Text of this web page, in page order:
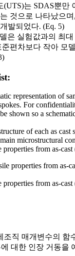
(UTS)는 SDAS뿐만
것으로 나타났으
발되었다. (Eq. 5)
은 실험값과의 최대
준편차보다 작아 모
representation of
For
shown so a
of each as cast
microstructural
properties from as-
properties from as-
조직 매개변수의 함
대한 인장 거동을